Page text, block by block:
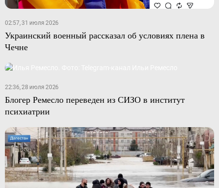
02:57, 31 июля 2026
Украинский военный рассказал об условиях плена в
Чечне
22:36, 28 июля 2026
Блогер Ремесло переведен из СИЗО в институт
психиатрии